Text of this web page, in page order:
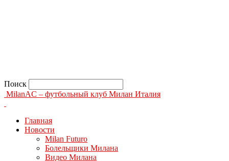
Поиск
MilanAC – футбольный клуб Милан Италия
Главная
Новости
Milan Futuro
Болельщики Милана
Видео Милана